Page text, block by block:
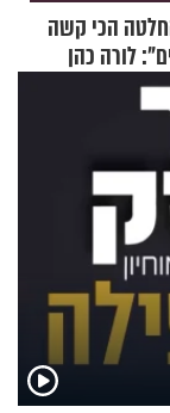
הכי קשה
לורה כהן